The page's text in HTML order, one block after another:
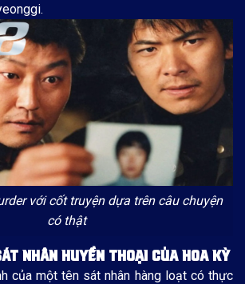
với cốt truyện dựa trên câu chuyện
có thật
NHÂN HUYỀN THOẠI CỦA HOA KỲ
của một tên sát nhân hàng loạt có thực